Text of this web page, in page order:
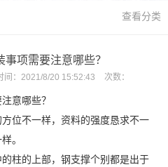
查看分类
项需要注意哪些？
间： 2021/8/20 15:52:43 次数：
意哪些？
位不一样，资料的强度恳求不一
。
柱的上部，钢支撑个别都是出于